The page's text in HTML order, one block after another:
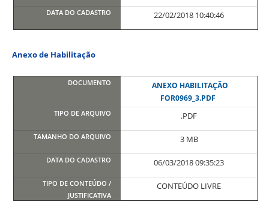
22/02/2018 10:40:46
Anexo de Habilitação
ANEXO HABILITAÇÃO
FOR0969_3.PDF
.PDF
3 MB
06/03/2018 09:35:23
CONTEÚDO LIVRE